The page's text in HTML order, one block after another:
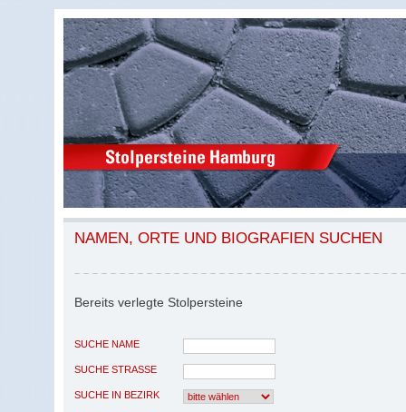
NAMEN, ORTE UND BIOGRAFIEN SUCHEN
Bereits verlegte Stolpersteine
SUCHE NAME
SUCHE STRASSE
SUCHE IN BEZIRK